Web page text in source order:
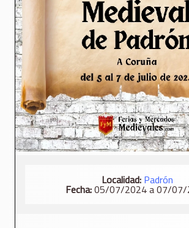
Localidad: Padrón
Fecha:05/07/2024 a 07/07/